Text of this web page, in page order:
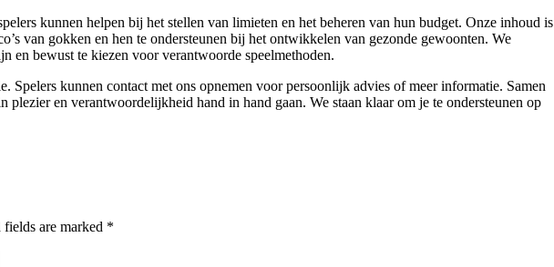
kunnen helpen bij het stellen van limieten en het beheren van hun budget. Onze inhoud is
van gokken en hen te ondersteunen bij het ontwikkelen van gezonde gewoonten. We
en bewust te kiezen voor verantwoorde speelmethoden.
Spelers kunnen contact met ons opnemen voor persoonlijk advies of meer informatie. Samen
en verantwoordelijkheid hand in hand gaan. We staan klaar om je te ondersteunen op
fields are marked *